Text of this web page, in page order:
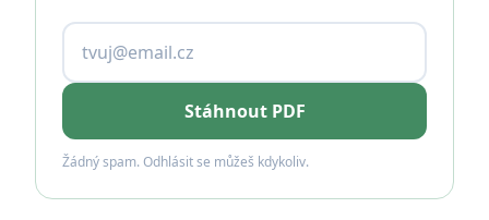
Stáhnout PDF
Žádný spam. Odhlásit se můžeš kdykoliv.